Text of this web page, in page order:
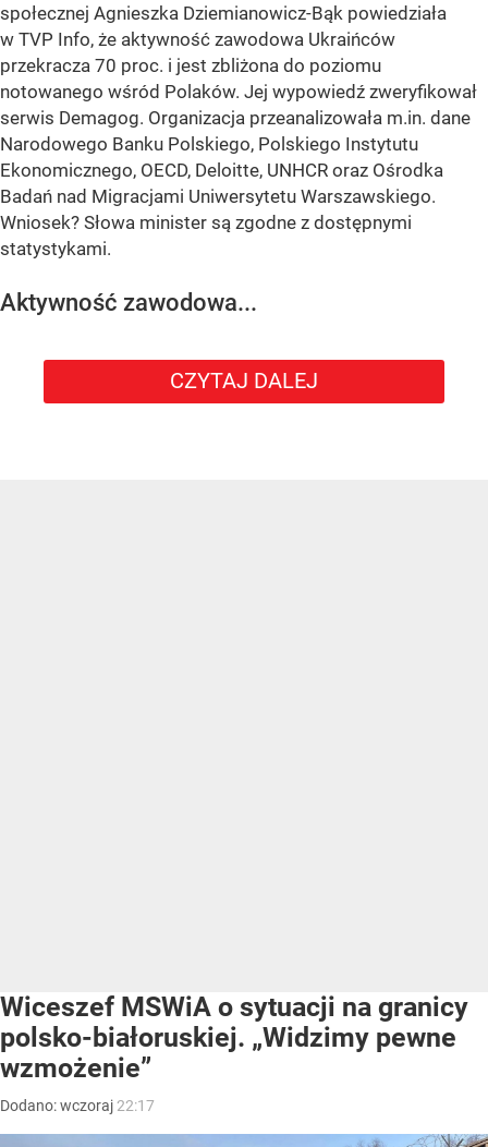
społecznej Agnieszka Dziemianowicz-Bąk powiedziała
w TVP Info, że aktywność zawodowa Ukraińców
przekracza 70 proc. i jest zbliżona do poziomu
notowanego wśród Polaków. Jej wypowiedź zweryfikował
serwis Demagog. Organizacja przeanalizowała m.in. dane
Narodowego Banku Polskiego, Polskiego Instytutu
Ekonomicznego, OECD, Deloitte, UNHCR oraz Ośrodka
Badań nad Migracjami Uniwersytetu Warszawskiego.
Wniosek? Słowa minister są zgodne z dostępnymi
statystykami.
Aktywność zawodowa...
CZYTAJ DALEJ
Wiceszef MSWiA o sytuacji na granicy
polsko-białoruskiej. „Widzimy pewne
wzmożenie”
Dodano:wczoraj 22:17